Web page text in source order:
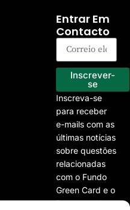
Entrar Em
Contacto
Inscrever-
se
Inscreva-se
para receber
e-mails com as
últimas notícias
sobre questões
relacionadas
com o Fundo
Green Card e o
Programa de